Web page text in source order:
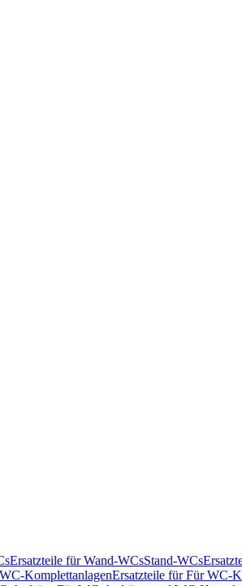
Ersatzteile für Wand-WCsStand-WCs
KomplettanlagenErsatzteile für Für WC-